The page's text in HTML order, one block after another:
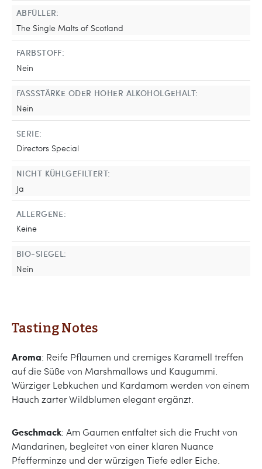
ABFÜLLER:
The Single Malts of Scotland
FARBSTOFF:
Nein
FASSSTÄRKE ODER HOHER ALKOHOLGEHALT:
Nein
SERIE:
Directors Special
NICHT KÜHLGEFILTERT:
Ja
ALLERGENE:
Keine
BIO-SIEGEL:
Nein
Tasting Notes
Aroma: Reife Pflaumen und cremiges Karamell treffen
auf die Süße von Marshmallows und Kaugummi.
Würziger Lebkuchen und Kardamom werden von einem
Hauch zarter Wildblumen elegant ergänzt.
Geschmack: Am Gaumen entfaltet sich die Frucht von
Mandarinen, begleitet von einer klaren Nuance
Pfefferminze und der würzigen Tiefe edler Eiche.